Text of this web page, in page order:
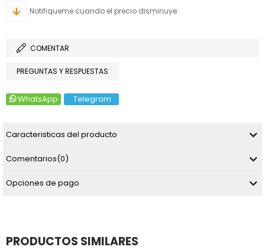
Notifiqueme cuando el precio disminuye.
COMENTAR
PREGUNTAS Y RESPUESTAS
WhatsApp Telegram
Caracteristicas del producto
Comentarios(0)
Opciones de pago
PRODUCTOS SIMILARES